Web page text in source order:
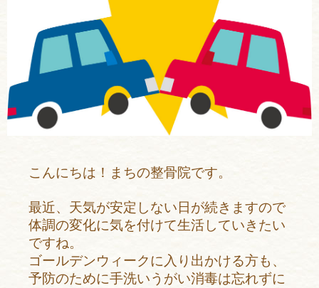
こんにちは！まちの整骨院です。
最近、天気が安定しない日が続きますので
体調の変化に気を付けて生活していきたい
ですね。
ゴールデンウィークに入り出かける方も、
予防のために手洗いうがい消毒は忘れずに